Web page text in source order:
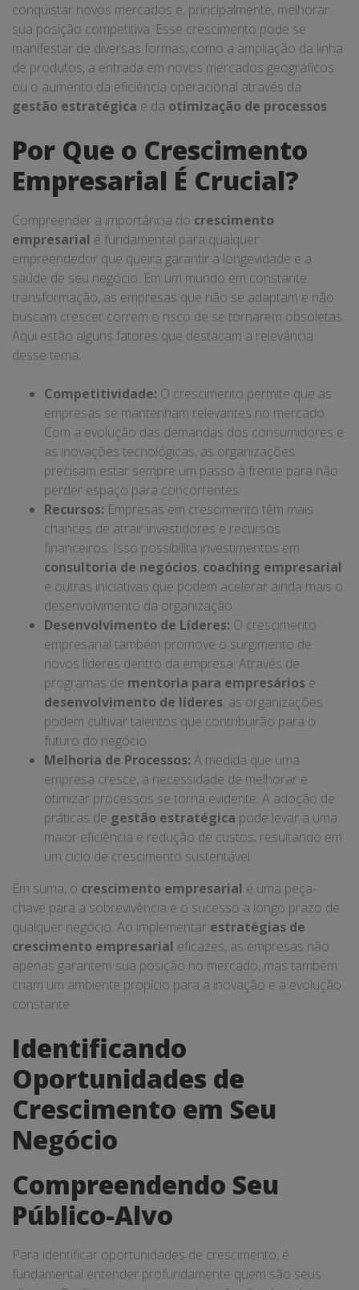
conquistar novos mercados e, principalmente, melhorar
sua posição competitiva. Esse crescimento pode se
manifestar de diversas formas, como a ampliação da linha
de produtos, a entrada em novos mercados geográficos
ou o aumento da eficiência operacional através da
gestão estratégica e da otimização de processos.
Por Que o Crescimento
Empresarial É Crucial?
Compreender a importância do crescimento
empresarial é fundamental para qualquer
empreendedor que queira garantir a longevidade e a
saúde de seu negócio. Em um mundo em constante
transformação, as empresas que não se adaptam e não
buscam crescer correm o risco de se tornarem obsoletas.
Aqui estão alguns fatores que destacam a relevância
desse tema:
Competitividade: O crescimento permite que as
empresas se mantenham relevantes no mercado.
Com a evolução das demandas dos consumidores e
as inovações tecnológicas, as organizações
precisam estar sempre um passo à frente para não
perder espaço para concorrentes.
Recursos: Empresas em crescimento têm mais
chances de atrair investidores e recursos
financeiros. Isso possibilita investimentos em
consultoria de negócios, coaching empresarial
e outras iniciativas que podem acelerar ainda mais o
desenvolvimento da organização.
Desenvolvimento de Líderes: O crescimento
empresarial também promove o surgimento de
novos líderes dentro da empresa. Através de
programas de mentoria para empresários e
desenvolvimento de líderes, as organizações
podem cultivar talentos que contribuirão para o
futuro do negócio.
Melhoria de Processos: À medida que uma
empresa cresce, a necessidade de melhorar e
otimizar processos se torna evidente. A adoção de
práticas de gestão estratégica pode levar a uma
maior eficiência e redução de custos, resultando em
um ciclo de crescimento sustentável.
Em suma, o crescimento empresarial é uma peça-
chave para a sobrevivência e o sucesso a longo prazo de
qualquer negócio. Ao implementar estratégias de
crescimento empresarial eficazes, as empresas não
apenas garantem sua posição no mercado, mas também
criam um ambiente propício para a inovação e a evolução
constante.
Identificando
Oportunidades de
Crescimento em Seu
Negócio
Compreendendo Seu
Público-Alvo
Para identificar oportunidades de crescimento, é
fundamental entender profundamente quem são seus